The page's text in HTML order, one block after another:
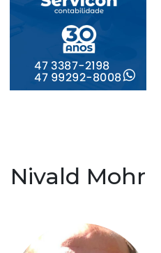
Nivald Mohr